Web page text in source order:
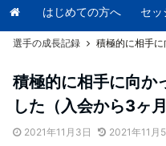
はじめての方へ セッ
選手の成長記録
積極的に相手に向か
した（入会から3ヶ月
2021年11月3日 2021年11月